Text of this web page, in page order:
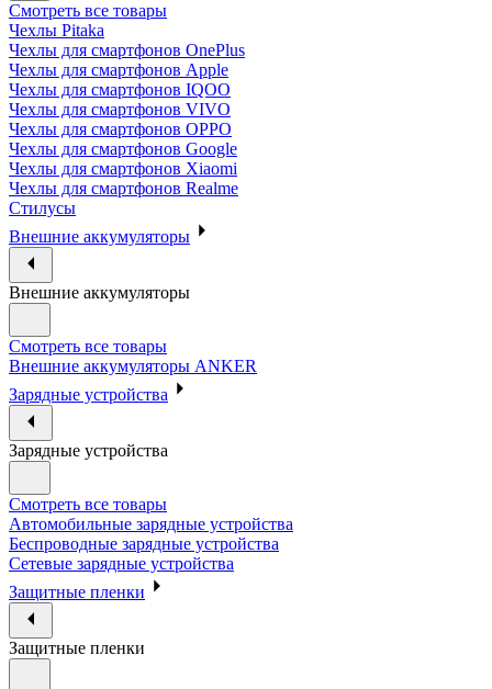
Смотреть все товары
Чехлы Pitaka
Чехлы для смартфонов OnePlus
Чехлы для смартфонов Apple
Чехлы для смартфонов IQOO
Чехлы для смартфонов VIVO
Чехлы для смартфонов OPPO
Чехлы для смартфонов Google
Чехлы для смартфонов Xiaomi
Чехлы для смартфонов Realme
Стилусы
Внешние аккумуляторы
Внешние аккумуляторы
Смотреть все товары
Внешние аккумуляторы ANKER
Зарядные устройства
Зарядные устройства
Смотреть все товары
Автомобильные зарядные устройства
Беспроводные зарядные устройства
Сетевые зарядные устройства
Защитные пленки
Защитные пленки